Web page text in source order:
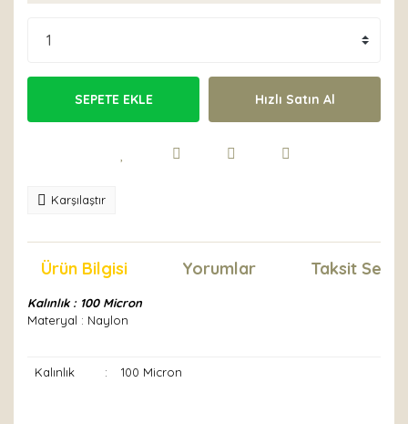
SEPETE EKLE Hızlı Satın Al
Karşılaştır
Ürün Bilgisi Yorumlar Taksit
Kalınlık : 100 Micron
Materyal : Naylon
Kalınlık : 100 Micron